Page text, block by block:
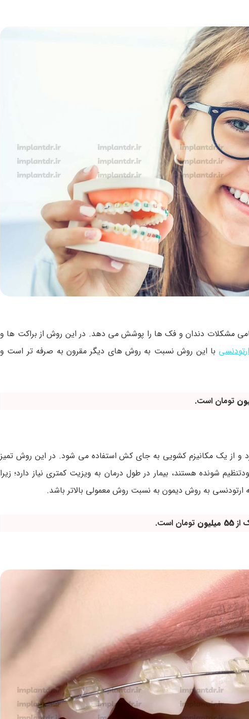
مشکلات دندان و فک ها را پوشش می دهد. در این روش از براکت ها و
با این روش نسبت به روش های دیگر مقرون به صرفه تر است و
تومان است.
و از یک مکانیزم کشویی به جای کش استفاده می شود. در این روش تمیز
شونده هستند، بیمار در طول درمان به ویزیت کمتری نیاز دارد؛ زیرا
به روش دیمون به نسبت روش معمولی بالاتر باشد.
از55 میلیون تومان است.